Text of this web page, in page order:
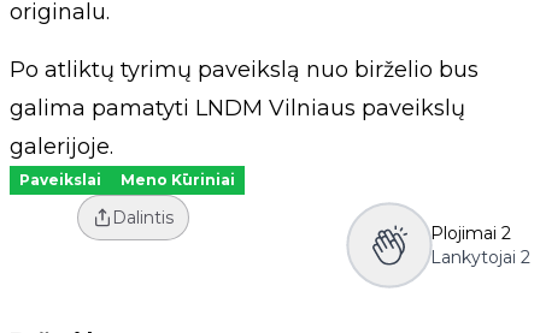
originalu.
Po atliktų tyrimų paveikslą nuo birželio bus
galima pamatyti LNDM Vilniaus paveikslų
galerijoje.
Paveikslai Meno Kūriniai
Dalintis
Plojimai 2
Lankytojai 2